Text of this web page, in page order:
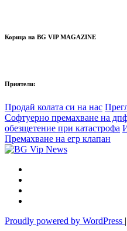
Корица на BG VIP MAGAZINE
Приятели:
Продай колата си на нас
Софтуерно премахване на
обезщетение при катастрофа
Премахване на егр клапан
Proudly powered by WordPress |